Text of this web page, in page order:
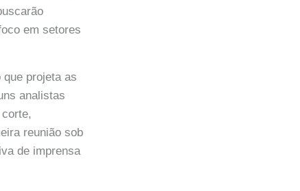
em setores
que projeta as
analistas
reunião sob
de imprensa